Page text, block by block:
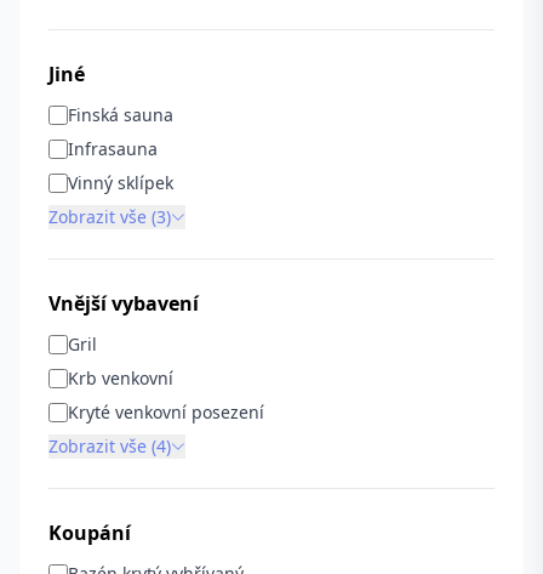
Jiné
Finská sauna
Infrasauna
Vinný sklípek
Zobrazit vše (3)
Vnější vybavení
Gril
Krb venkovní
Kryté venkovní posezení
Zobrazit vše (4)
Koupání